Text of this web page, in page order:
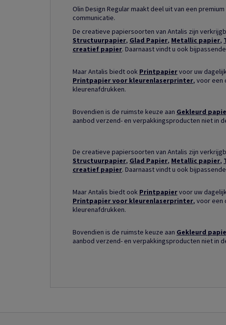
Olin Design Regular maakt deel uit van een
communicatie.
De creatieve papiersoorten van Antalis zijn
Structuurpapier, Glad Papier, Metallic papier,
creatief papier. Daarnaast vindt u ook bijpassende
Maar Antalis biedt ook Printpapiervoor uw
Printpapier voor kleurenlaserprinter, voor een
kleurenafdrukken.
Bovendien is de ruimste keuze aan Gekleurd
aanbod verzend- en verpakkingsproducten niet in
De creatieve papiersoorten van Antalis zijn
Structuurpapier, Glad Papier, Metallic papier,
creatief papier. Daarnaast vindt u ook bijpassende
Maar Antalis biedt ook Printpapiervoor uw
Printpapier voor kleurenlaserprinter, voor een
kleurenafdrukken.
Bovendien is de ruimste keuze aan Gekleurd
aanbod verzend- en verpakkingsproducten niet in